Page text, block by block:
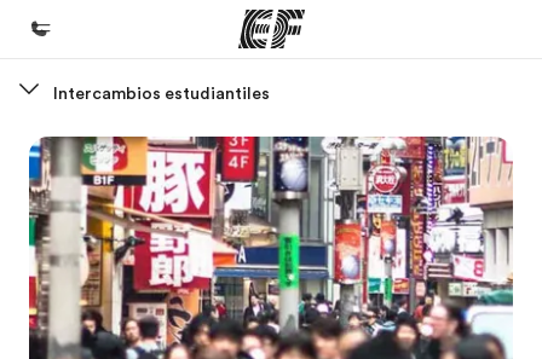
Bienvenido a EF
Programas
Ver todo lo que hacemos
Oficinas
Encuentra una oficina
Intercambios estudiantiles